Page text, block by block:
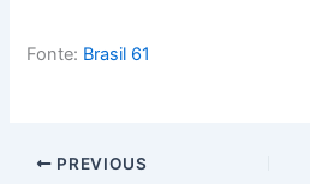
Fonte: Brasil 61
PREVIOUS